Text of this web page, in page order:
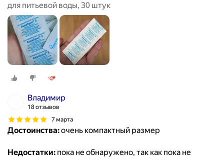
для питьевой воды, 30 штук
Владимир
18 отзывов
7 марта
Достоинства:очень компактный размер
Недостатки: пока не обнаружено, так как пока не